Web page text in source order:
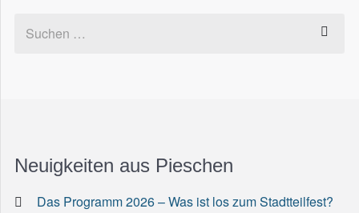
Neuigkeiten aus Pieschen
Das Programm 2026 – Was ist los zum Stadtteilfest?